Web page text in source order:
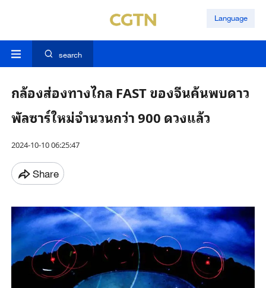
Language
search
กล้องส่องทางไกล FAST ของจีนค้นพบดาว
พัลซาร์ใหม่จำนวนกว่า 900 ดวงแล้ว
2024-10-10 06:25:47
Share